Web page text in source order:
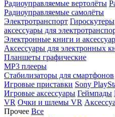
Радиоуправляемые вертолёты
Радиоуправляемые самолёты
Электротранспорт Гироскутеры
аксессуары для
Электронные книги и
Аксессуары для электронных
Планшеты графические
MP3 плееры
Стабилизаторы для смартфонов
Игровые приставки Sony
Игровые аксессуары Геймпады
VR Очки и шлемы VR
Прочее Все